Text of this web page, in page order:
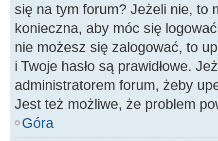
się na tym forum? Jeżeli nie, to
konieczna, aby móc się
nie możesz się zalogować, to
i Twoje hasło są prawidłowe.
administratorem forum, żeby
Jest też możliwe, że problem
Góra